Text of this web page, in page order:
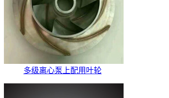
多级离心泵上配用叶轮